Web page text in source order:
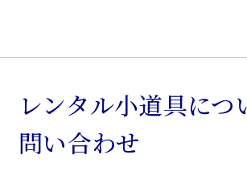
レンタル小道具につ
問い合わせ